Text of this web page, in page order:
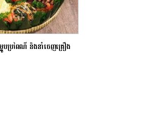
ហូបប្រពៃណី និងនាំចេញគ្រឿង